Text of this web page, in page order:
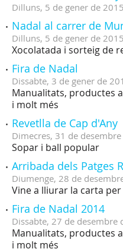
Dilluns, 5 de gener de 2015
Nadal al carrer de
Dilluns, 5 de gener de 2015
Xocolatada i sorteig de
Fira de Nadal
Dissabte, 3 de gener de
Manualitats, productes
i molt més
Revetlla de Cap d'Any
Dimecres, 31 de desembre
Sopar i ball popular
Arribada dels Patges
Diumenge, 28 de
Vine a lliurar la carta
Fira de Nadal 2014
Dissabte, 27 de desembre
Manualitats, productes
i molt més